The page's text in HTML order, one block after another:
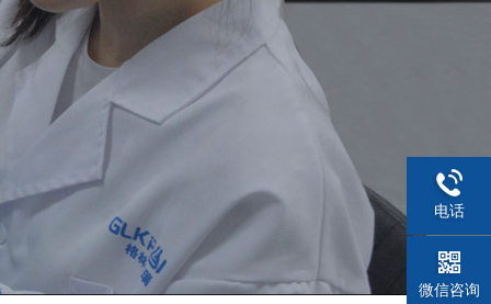
电话
微信咨询